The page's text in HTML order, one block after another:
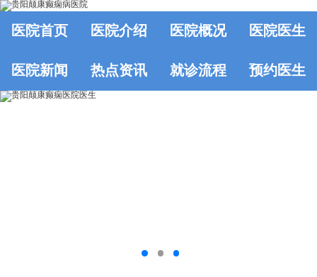
医院首页 医院介绍 医院概况 医院医生
医院新闻 热点资讯 就诊流程 预约医生